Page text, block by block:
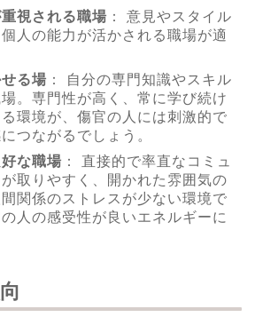
視される職場 ： 意見やスタイル
人の能力が活かされる職場が適
る場 ： 自分の専門知識やスキル
。専門性が高く、常に学び続け
環境が、傷官の人には刺激的で
つながるでしょう。
な職場 ： 直接的で率直なコミュ
取りやすく、開かれた雰囲気の
関係のストレスが少ない環境で
人の感受性が良いエネルギーに